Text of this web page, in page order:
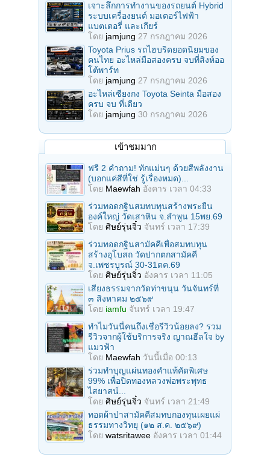
เจาะลึกการทำงานของรถยนต์ Hybrid
ระบบเครื่องยนต์ มอเตอร์ไฟฟ้า
แบตเตอรี่ และเกียร์
โดย jamjung 27 กรกฎาคม 2026
Toyota Prius รถไฮบริดยอดนิยมของ
คนไทย อะไหล่มือสองครบ จบที่สิงห์ออ
โต้พาร์ท
โดย jamjung 27 กรกฎาคม 2026
อะไหล่เซียงกง Toyota Seinta มือสอง
ครบ จบ ที่เดียว
โดย jamjung 30 กรกฎาคม 2026
เข้าชมมาก
ฟรี 2 คำถาม! ทักแม่นๆ ด้วยสีพลังงาน
(บอกแค่สีที่ใช่ รู้เรื่องหมด)...
โดย Maewfah อังคาร เวลา 04:33
ร่วมทอดกฐินสมทบทุนสร้างพระยืน
องค์ใหญ่ วัดเสาหิน จ.ลําพูน 15พย.69
โดย ศิษย์รุ่นจิ๋ว จันทร์ เวลา 17:39
ร่วมทอดกฐินสามัคคีเพื่อสมทบทุน
สร้างอุโบสถ วัดปากตกสามัคคี
จ.เพชรบูรณ์ 30-31ตค.69
โดย ศิษย์รุ่นจิ๋ว อังคาร เวลา 11:05
เสียงธรรมจากวัดท่าขนุน วันจันทร์ที่
๓ สิงหาคม ๒๕๖๙
โดย iamfu จันทร์ เวลา 19:47
ทำไมวันนี้คนถึงเชื่อรีวิวน้อยลง? รวม
รีวิวจากผู้ใช้บริการจริง ญาณฮีลใจ by
แมวฟ้า
โดย Maewfah วันนี้เมื่อ 00:13
ร่วมทําบุญแผ่นทองคำแท้คัดพิเศษ
99% เพื่อปิดทองหลวงพ่อพระพุทธ
ไสยาสน์...
โดย ศิษย์รุ่นจิ๋ว จันทร์ เวลา 21:49
ทอดผ้าป่าสามัคคีสมทบกองทุนเผยแผ่
ธรรมทางวิทยุ (๑๒ ส.ค. ๒๕๖๙)
โดย watsritawee อังคาร เวลา 01:44